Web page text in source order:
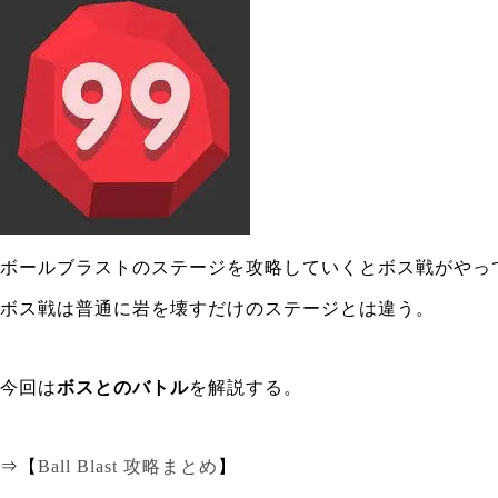
ボールブラストのステージを攻略していくとボス戦がやっ
ボス戦は普通に岩を壊すだけのステージとは違う。
今回はボスとのバトルを解説する。
⇒【 Ball Blast 攻略まとめ 】